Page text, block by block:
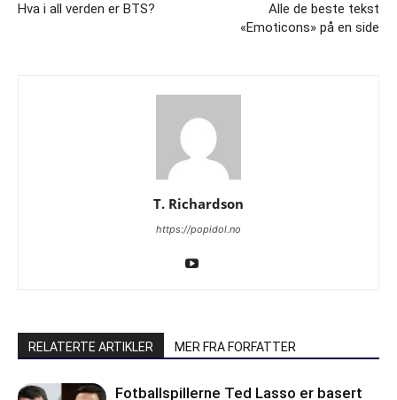
Hva i all verden er BTS?
Alle de beste tekst
«Emoticons» på en side
T. Richardson
https://popidol.no
RELATERTE ARTIKLER MER FRA FORFATTER
Fotballspillerne Ted Lasso er basert